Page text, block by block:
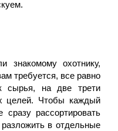
охотнику,
требуется, все равно
сырья, на две трети
целей. Чтобы каждый
рассортировать
в отдельные